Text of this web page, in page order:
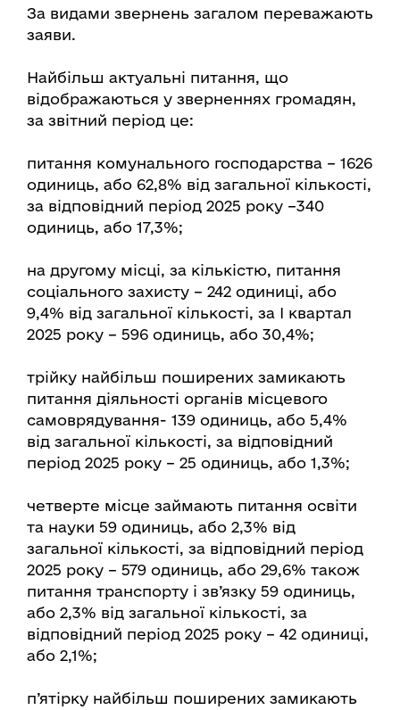
За видами звернень загалом переважають
заяви.
Найбільш актуальні питання, що
відображаються у зверненнях громадян,
за звітний період це:
питання комунального господарства – 1626
одиниць, або 62,8% від загальної кількості,
за відповідний період 2025 року –340
одиниць, або 17,3%;
на другому місці, за кількістю, питання
соціального захисту – 242 одиниці, або
9,4% від загальної кількості, за І квартал
2025 року – 596 одиниць, або 30,4%;
трійку найбільш поширених замикають
питання діяльності органів місцевого
самоврядування- 139 одиниць, або 5,4%
від загальної кількості, за відповідний
період 2025 року – 25 одиниць, або 1,3%;
четверте місце займають питання освіти
та науки 59 одиниць, або 2,3% від
загальної кількості, за відповідний період
2025 року – 579 одиниць, або 29,6% також
питання транспорту і зв’язку 59 одиниць,
або 2,3% від загальної кількості, за
відповідний період 2025 року – 42 одиниці,
або 2,1%;
п’ятірку найбільш поширених замикають